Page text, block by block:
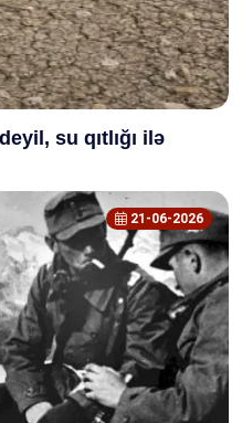
su qıtlığı ilə
21-06-2026